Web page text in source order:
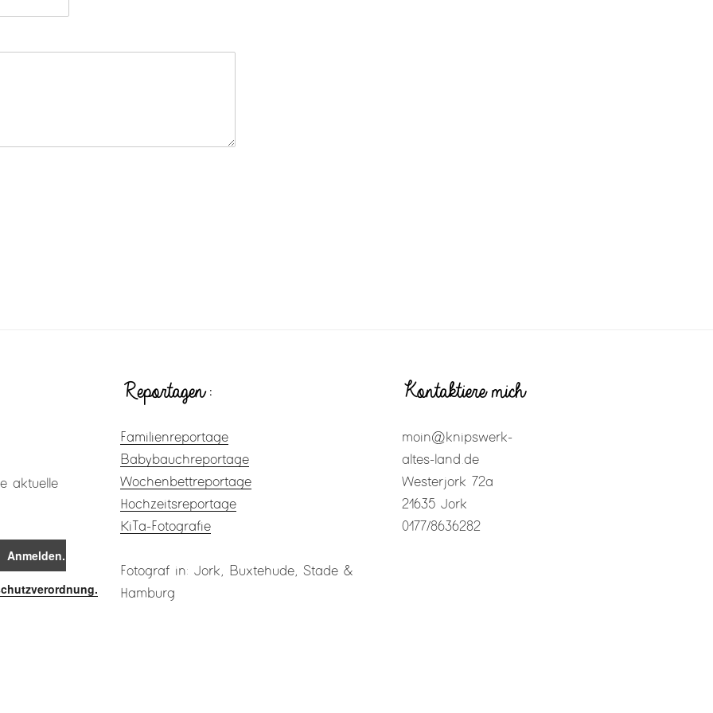
aktuelle
Reportagen:
Familienreportage
Babybauchreportage
Wochenbettreportage
Hochzeitsreportage
KiTa-Fotografie
Fotograf in: Jork, Buxtehude, Stade &
Hamburg
Kontaktiere mich
moin@knipswerk-
altes-land.de
Westerjork 72a
21635 Jork
0177/8636282